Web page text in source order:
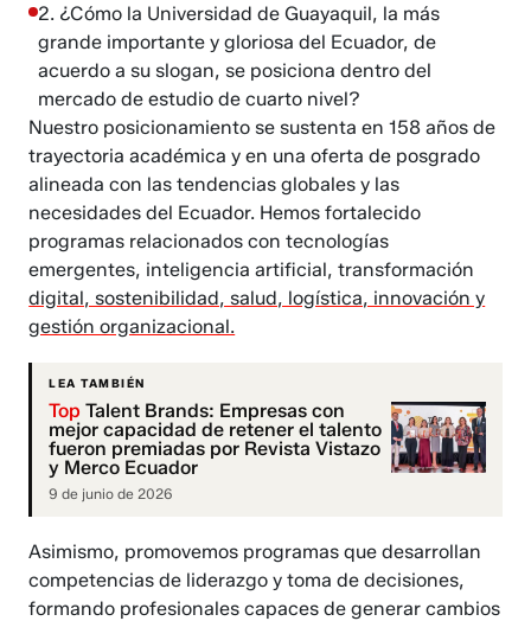
2. ¿Cómo la Universidad de Guayaquil, la más
grande importante y gloriosa del Ecuador, de
acuerdo a su slogan, se posiciona dentro del
mercado de estudio de cuarto nivel?
Nuestro posicionamiento se sustenta en 158 años de
trayectoria académica y en una oferta de posgrado
alineada con las tendencias globales y las
necesidades del Ecuador. Hemos fortalecido
programas relacionados con tecnologías
emergentes, inteligencia artificial, transformación
digital, sostenibilidad, salud, logística, innovación y
gestión organizacional.
LEA TAMBIÉN
Top Talent Brands: Empresas con
mejor capacidad de retener el talento
fueron premiadas por Revista Vistazo
y Merco Ecuador
9 de junio de 2026
Asimismo, promovemos programas que desarrollan
competencias de liderazgo y toma de decisiones,
formando profesionales capaces de generar cambios